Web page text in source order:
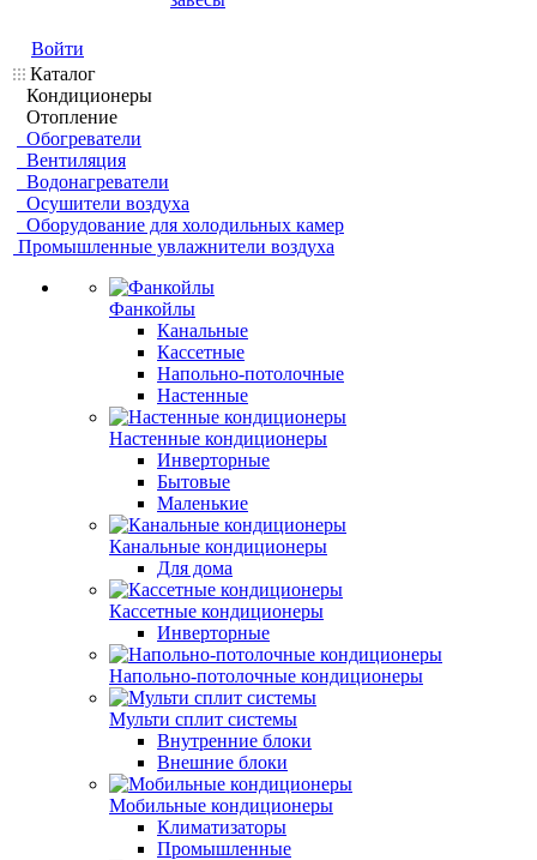
Войти
Каталог
Кондиционеры
Отопление
Обогреватели
Вентиляция
Водонагреватели
Осушители воздуха
Оборудование для холодильных камер
Промышленные увлажнители воздуха
Фанкойлы
Канальные
Кассетные
Напольно-потолочные
Настенные
Настенные кондиционеры
Инверторные
Бытовые
Маленькие
Канальные кондиционеры
Для дома
Кассетные кондиционеры
Инверторные
Напольно-потолочные кондиционеры
Мульти сплит системы
Внутренние блоки
Внешние блоки
Мобильные кондиционеры
Климатизаторы
Промышленные